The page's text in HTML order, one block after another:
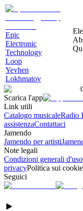
Epic
Electronic
Technology
Loop
Yevhen
Lokhmatov
Scarica l'app
Link utili
Catalogo musicaleRadio
assistenzaContattaci
Jamendo
Jamendo per artisti
Note legali
Condizioni generali d'uso
privacyPolitica sui cookie
Seguici